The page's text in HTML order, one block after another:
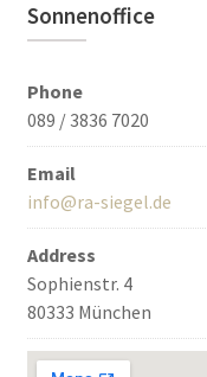
Sonnenoffice
Phone
089 / 3836 7020
Email
info@ra-siegel.de
Address
Sophienstr. 4
80333 München